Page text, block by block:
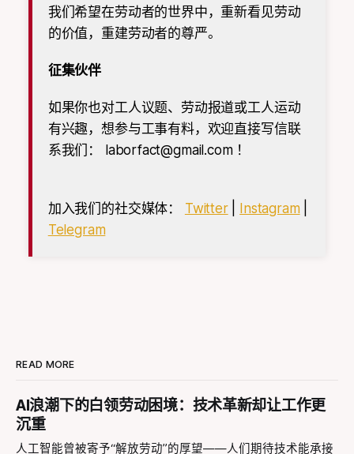
我们希望在劳动者的世界中，重新看见劳动
的价值，重建劳动者的尊严。
征集伙伴
如果你也对工人议题、劳动报道或工人运动
有兴趣，想参与工事有料，欢迎直接写信联
系我们：
laborfact@gmail.com！
加入我们的社交媒体： Twitter| Instagram|
Telegram
READ MORE
AI浪潮下的白领劳动困境：技术革新却让工作更
沉重
人工智能曾被寄予“解放劳动”的厚望——人们期待技术能承接